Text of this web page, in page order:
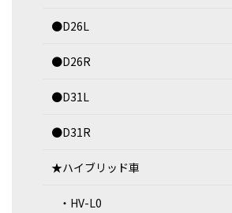
●D26L
●D26R
●D31L
●D31R
★ハイブリッド車
・HV-L0